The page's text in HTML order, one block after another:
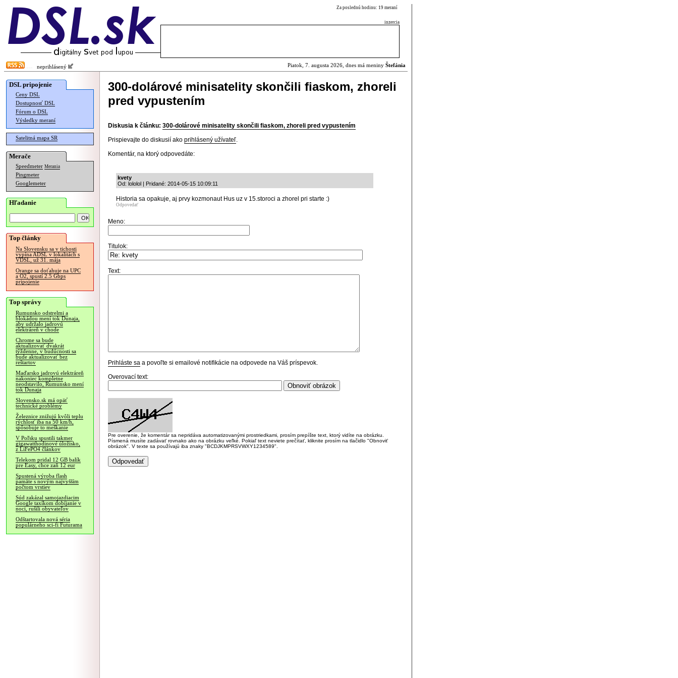
Za poslednú hodinu: 19 meraní
inzercia
neprihlásený Piatok, 7. augusta 2026, dnes má meniny Štefánia
DSL pripojenie
Ceny DSL
Dostupnosť DSL
Fórum o DSL
Výsledky meraní
Satelitná mapa SR
Merače
Speedmeter Merania
Pingmeter
Googlemeter
Hľadanie
Top články
Na Slovensku sa v tichosti
vypína ADSL v lokalitách s
VDSL, už 31. mája
Orange sa doťahuje na UPC
a O2, spustí 2.5 Gbps
pripojenie
Top správy
Rumunsko odstrelmi a
blokádou mení tok Dunaja,
aby udržalo jadrovú
elektráreň v chode
Chrome sa bude
aktualizovať dvakrát
týždenne, v budúcnosti sa
bude aktualizovať bez
reštartov
Maďarsko jadrovú elektráreň
nakoniec kompletne
neodstavilo, Rumunsko mení
tok Dunaja
Slovensko.sk má opäť
technické problémy
Železnice znižujú kvôli teplu
rýchlosť iba na 50 km/h,
spôsobuje to meškanie
V Poľsku spustili takmer
gigawatthodinové úložisko,
z LiFePO4 článkov
Telekom pridal 12 GB balík
pre Easy, chce zaň 12 eur
Spustená výroba flash
pamäte s novým najvyšším
počtom vrstiev
Súd zakázal samojazdiacim
Google taxíkom dobíjanie v
noci, rušili obyvateľov
Odštartovala nová séria
populárneho sci-fi Futurama
300-dolárové minisatelity skončili fiaskom, zhoreli
pred vypustením
Diskusia k článku: 300-dolárové minisatelity skončili fiaskom, zhoreli pred vypustením
Prispievajte do diskusií ako prihlásený užívateľ.
Komentár, na ktorý odpovedáte:
kvety
Od: lololol | Pridané: 2014-05-15 10:09:11
Historia sa opakuje, aj prvy kozmonaut Hus uz v 15.storoci a zhorel pri starte :)
Odpovedať
Meno:
Titulok:
Text:
Prihláste sa a povoľte si emailové notifikácie na odpovede na Váš príspevok.
Overovací text:
Pre overenie, že komentár sa nepridáva automatizovanými prostriedkami, prosím prepíšte text, ktorý vidíte na obrázku.
Písmená musíte zadávať rovnako ako na obrázku veľké. Pokiaľ text neviete prečítať, kliknite prosím na tlačidlo "Obnoviť
obrázok". V texte sa používajú iba znaky "BCDJKMPRSVWXY1234589".